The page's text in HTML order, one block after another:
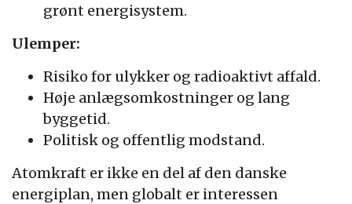
grønt energisystem.
Ulemper:
Risiko for ulykker og radioaktivt affald.
Høje anlægsomkostninger og lang
byggetid.
Politisk og offentlig modstand.
Atomkraft er ikke en del af den danske
energiplan, men globalt er interessen